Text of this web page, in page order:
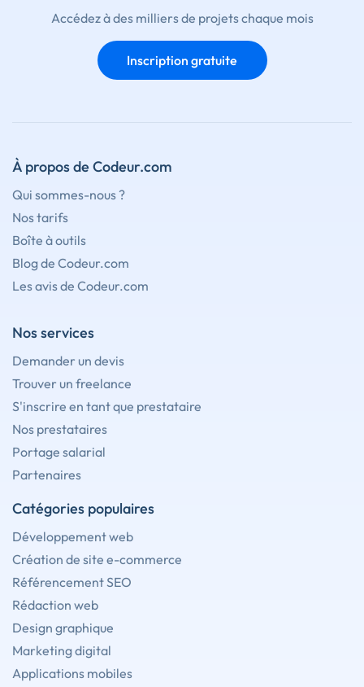
Accédez à des milliers de projets chaque mois
Inscription gratuite
À propos de Codeur.com
Qui sommes-nous ?
Nos tarifs
Boîte à outils
Blog de Codeur.com
Les avis de Codeur.com
Nos services
Demander un devis
Trouver un freelance
S'inscrire en tant que prestataire
Nos prestataires
Portage salarial
Partenaires
Catégories populaires
Développement web
Création de site e-commerce
Référencement SEO
Rédaction web
Design graphique
Marketing digital
Applications mobiles